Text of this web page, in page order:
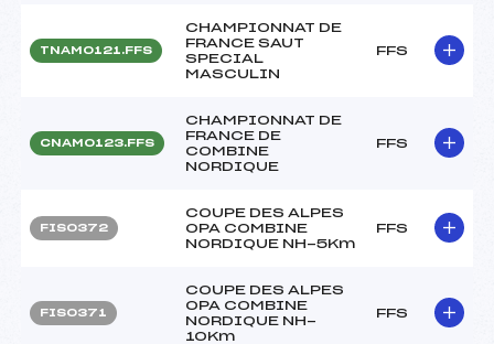
TNAM0121.FFS
CHAMPIONNAT DE
FRANCE SAUT
SPECIAL
MASCULIN
FFS
CNAM0123.FFS
CHAMPIONNAT DE
FRANCE DE
COMBINE
NORDIQUE
FFS
FIS0372
COUPE DES ALPES
OPA COMBINE
NORDIQUE NH-5Km
FFS
FIS0371
COUPE DES ALPES
OPA COMBINE
NORDIQUE NH-
10Km
FFS